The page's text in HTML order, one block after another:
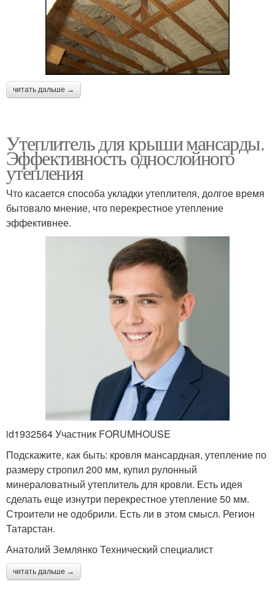
читать дальше →
Утеплитель для крыши мансарды.
Эффективность однослойного
утепления
Что касается способа укладки утеплителя, долгое время
бытовало мнение, что перекрестное утепление
эффективнее.
id1932564 Участник FORUMHOUSE
Подскажите, как быть: кровля мансардная, утепление по
размеру стропил 200 мм, купил рулонный
минераловатный утеплитель для кровли. Есть идея
сделать еще изнутри перекрестное утепление 50 мм.
Строители не одобрили. Есть ли в этом смысл. Регион
Татарстан.
Анатолий Землянко Технический специалист
читать дальше →